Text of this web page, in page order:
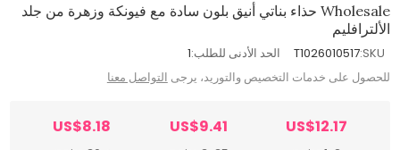
Wholesale حذاء بناتي أنيق بلون سادة مع فيونكة وزهرة من جلد
الألترافليم
SKU:
T1026010517 الحد الأدنى للطلب:1
للحصول على خدمات التخصيص والتوريد، يرجى التواصل معنا
US$12.17
US$9.41
US$8.18